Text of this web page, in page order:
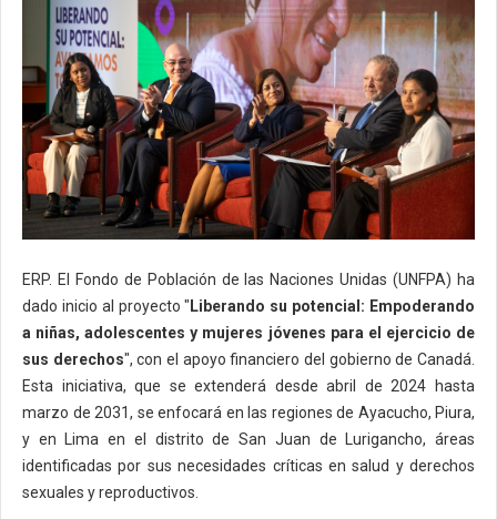
ERP. El Fondo de Población de las Naciones Unidas (UNFPA) ha
dado inicio al proyecto " Liberando su potencial: Empoderando
a niñas, adolescentes y mujeres jóvenes para el ejercicio de
sus derechos", con el apoyo financiero del gobierno de Canadá.
Esta iniciativa, que se extenderá desde abril de 2024 hasta
marzo de 2031, se enfocará en las regiones de Ayacucho, Piura,
y en Lima en el distrito de San Juan de Lurigancho, áreas
identificadas por sus necesidades críticas en salud y derechos
sexuales y reproductivos.